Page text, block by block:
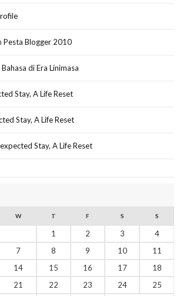
Pesta Blogger 2010
Bahasa di Era Linimasa
Stay, A Life Reset
Stay, A Life Reset
Stay, A Life Reset
W T F S S
1 2 3
4
7 8 9 10
11
14 15 16 17
18
21 22 23 24
25